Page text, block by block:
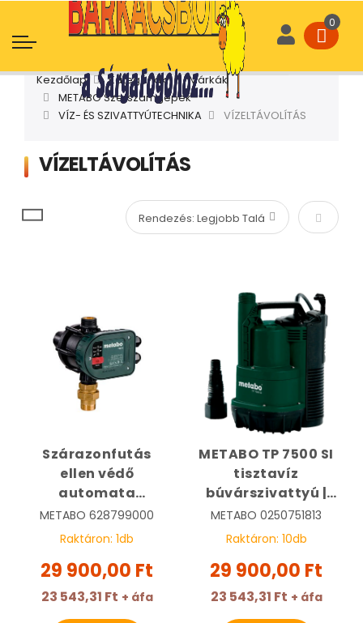
Kezdőlap Kategóriák
Márkák
METABO Szerszámgépek
VÍZ- ÉS SZIVATTYÚTECHNIKA
VÍZELTÁVOLÍTÁS
VÍZELTÁVOLÍTÁS
Szárazonfutás
ellen védő
automata
szivattyúhoz HM3 |
METABO 628799000
METABO 628799000
Raktáron: 1db
29 900,00 Ft
23 543,31 Ft + áfa
METABO TP 7500 SI
tisztavíz
búvárszivattyú |
METABO 0250751813
METABO 0250751813
Raktáron: 10db
29 900,00 Ft
23 543,31 Ft + áfa